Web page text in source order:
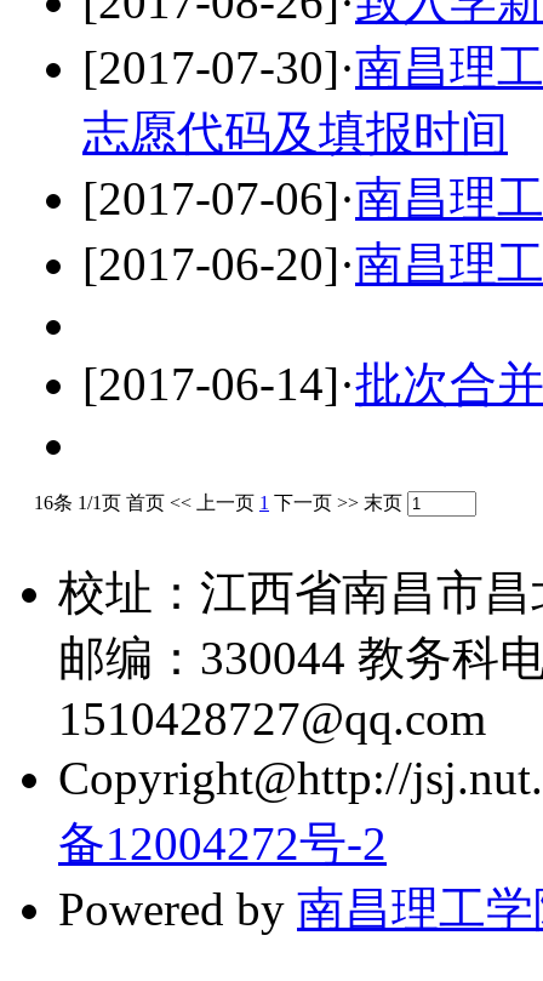
[2017-07-30]·南昌理
志愿代码及填报时间
[2017-07-06]·南昌理
[2017-06-20]·南昌理
[2017-06-14]·批次合
16条 1/1页 首页 << 上一页 1 下一页 >> 末页
校址：江西省南昌市
邮编：330044 教务科
1510428727@qq.com
Copyright@http://
备12004272号-2
Powered by 南昌理工